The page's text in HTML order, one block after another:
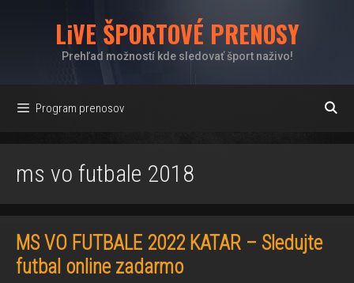
LiVE ŠPORTOVÉ PRENOSY
Prehľad možností kde sledovať šport naživo!
Program prenosov
ms vo futbale 2018
MS VO FUTBALE 2022 KATAR – Sledujte
futbal online zadarmo